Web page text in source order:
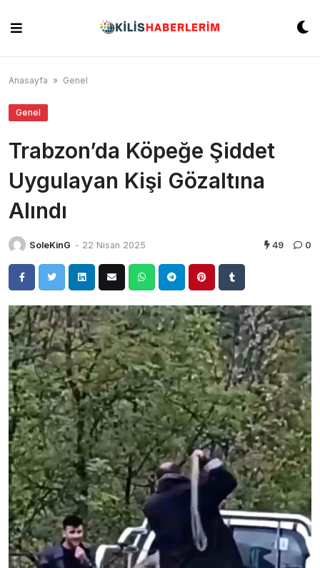
content
Anasayfa » Genel
Genel
Trabzon’da Köpeğe Şiddet
Uygulayan Kişi Gözaltına
Alındı
SoleKinG - 22 Nisan 2025 49 0